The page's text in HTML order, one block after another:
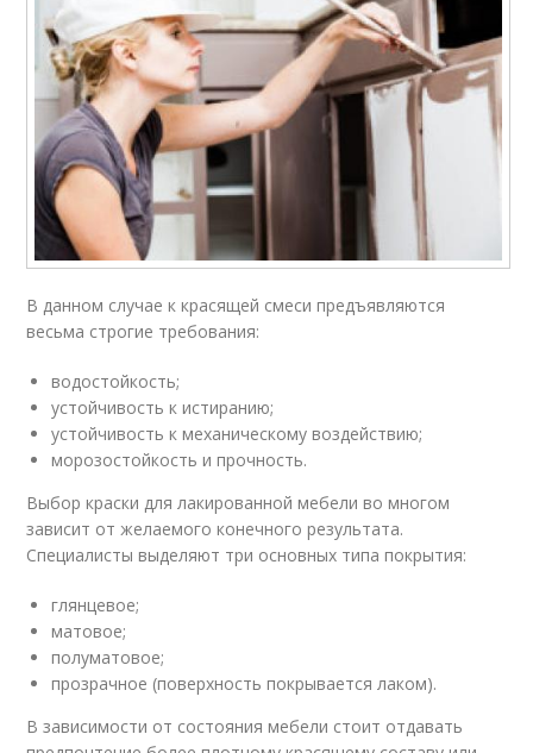
В данном случае к красящей смеси предъявляются
весьма строгие требования:
водостойкость;
устойчивость к истиранию;
устойчивость к механическому воздействию;
морозостойкость и прочность.
Выбор краски для лакированной мебели во многом
зависит от желаемого конечного результата.
Специалисты выделяют три основных типа покрытия:
глянцевое;
матовое;
полуматовое;
прозрачное (поверхность покрывается лаком).
В зависимости от состояния мебели стоит отдавать